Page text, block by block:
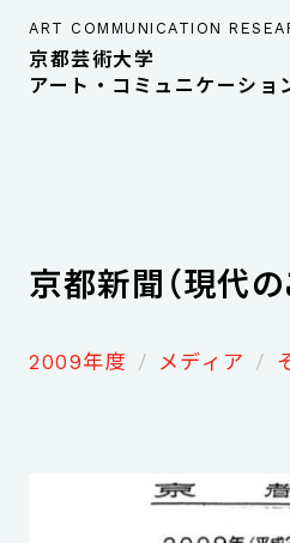
ART COMMUNICATION
京都芸術大学
アート・コミュニケーショ
京都新聞（現代
2009年度 メディア